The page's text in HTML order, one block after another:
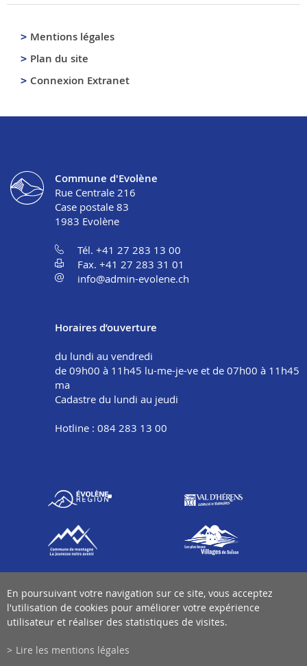
Mentions légales
Plan du site
Connexion Extranet
Commune d'Evolène
Rue Centrale 216
Case postale 83
1983 Evolène
Tél. +41 27 283 13 00
Fax. +41 27 283 31 01
info@admin-evolene.ch
Horaires d’ouverture
du lundi au vendredi
de 09h00 à 11h45 lu-me-je-ve et de 07h00 à 11h45
ma
Cadastre du lundi au jeudi
Hotline : 084 283 13 00
En poursuivant votre navigation sur ce site, vous acceptez
l'utilisation de cookies pour améliorer votre expérience
utilisateur et réaliser des statistiques de visites.
Lire les mentions légales